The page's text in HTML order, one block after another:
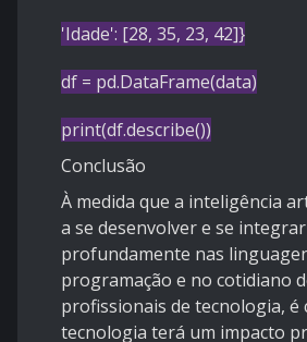
'Idade': [28, 35, 23, 42]}
df = pd.DataFrame(data)
print(df.describe())
Conclusão
À medida que a inteligência
a se desenvolver e se
profundamente nas
programação e no cotidiano
profissionais de tecnologia, é
tecnologia terá um impacto